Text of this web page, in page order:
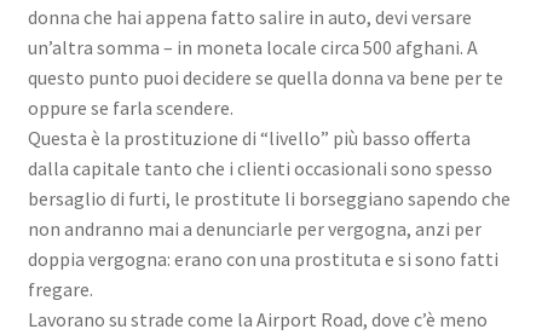
donna che hai appena fatto salire in auto, devi versare
un’altra somma – in moneta locale circa 500 afghani. A
questo punto puoi decidere se quella donna va bene per te
oppure se farla scendere.
Questa è la prostituzione di “livello” più basso offerta
dalla capitale tanto che i clienti occasionali sono spesso
bersaglio di furti, le prostitute li borseggiano sapendo che
non andranno mai a denunciarle per vergogna, anzi per
doppia vergogna: erano con una prostituta e si sono fatti
fregare.
Lavorano su strade come la Airport Road, dove c’è meno